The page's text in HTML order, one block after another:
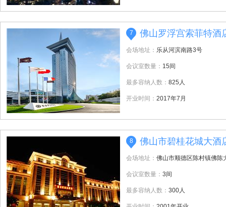
7 佛山罗浮宫索菲特酒
会场地址： 乐从河滨南路3号
会议室数量： 15间
最多容纳人数： 825人
开业时间： 2017年7月
8 佛山市碧桂花城大酒
会场地址： 佛山市顺德区陈村镇佛陈
会议室数量： 3间
最多容纳人数： 300人